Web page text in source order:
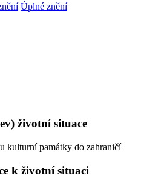
Úplné znění
životní situace
kulturní památky do zahraničí
k životní situaci